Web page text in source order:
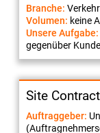
Branche:
Volumen: keine
Unsere Aufgabe:
gegenüber
Site
Auftraggeber: